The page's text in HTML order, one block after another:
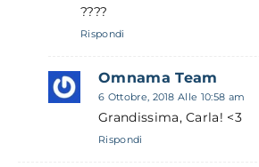
????
Rispondi
Omnama Team
6 Ottobre, 2018 Alle 10:58 am
Grandissima, Carla! <3
Rispondi